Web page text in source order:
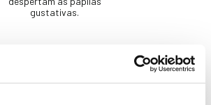
gustativas.